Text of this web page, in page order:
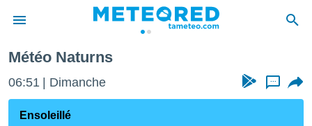
de
Météo Naturns
06:51 Dimanche ...
Ensoleillé